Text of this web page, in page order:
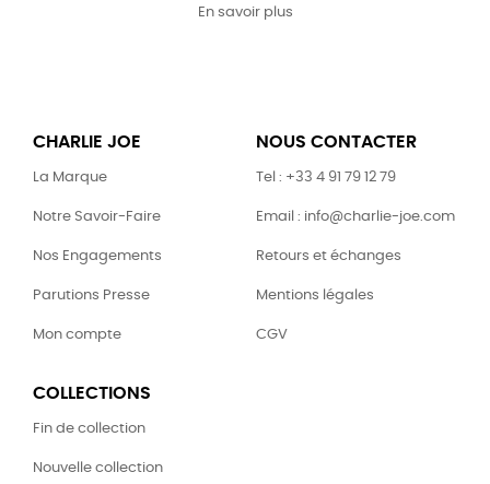
En savoir plus
CHARLIE JOE
La Marque
Notre Savoir-Faire
Nos Engagements
Parutions Presse
Mon compte
NOUS CONTACTER
Tel : +33 4 91 79 12 79
Email : info@charlie-joe.com
Retours et échanges
Mentions légales
CGV
COLLECTIONS
Fin de collection
Nouvelle collection